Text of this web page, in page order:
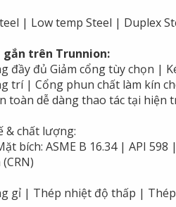
| Low temp Steel | Duplex
gắn trên Trunnion:
đầy đủ Giảm cổng tùy chọn |
trí | Cổng phun chất làm kín
toàn dễ dàng thao tác tại
& chất lượng:
bích: ASME B 16.34 | API
gỉ | Thép nhiệt độ thấp | Thép